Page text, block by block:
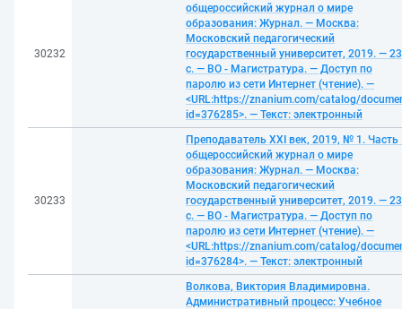
30232
общероссийский журнал о мире
образования: Журнал. — Москва:
Московский педагогический
государственный университет, 2019. —
с. — ВО - Магистратура. — Доступ по
паролю из сети Интернет (чтение). —
<URL:https://znanium.com/catalog/
id=376285>. — Текст: электронный
30233
Преподаватель XXI век, 2019, № 1. Часть
общероссийский журнал о мире
образования: Журнал. — Москва:
Московский педагогический
государственный университет, 2019. —
с. — ВО - Магистратура. — Доступ по
паролю из сети Интернет (чтение). —
<URL:https://znanium.com/catalog/
id=376284>. — Текст: электронный
Волкова, Виктория Владимировна.
Административный процесс: Учебное